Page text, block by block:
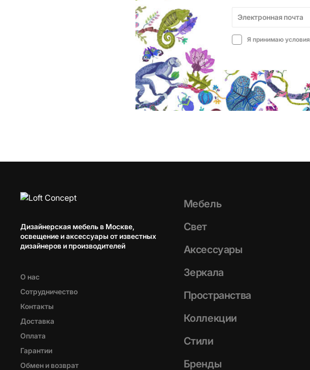
Я принимаю условия
Дизайнерская мебель в Москве,
освещение и аксессуары от известных
дизайнеров и производителей
О нас
Сотрудничество
Контакты
Доставка
Оплата
Гарантии
Обмен и возврат
Мебель
Свет
Аксессуары
Зеркала
Пространства
Коллекции
Стили
Бренды